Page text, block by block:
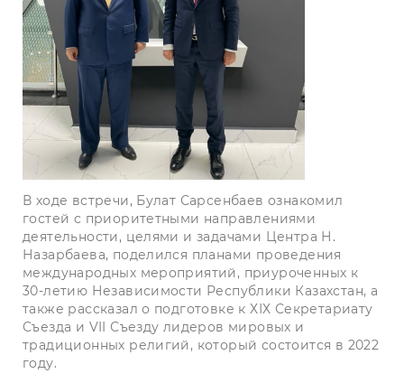
В ходе встречи, Булат Сарсенбаев ознакомил
гостей с приоритетными направлениями
деятельности, целями и задачами Центра Н.
Назарбаева, поделился планами проведения
международных мероприятий, приуроченных к
30-летию Независимости Республики Казахстан, а
также рассказал о подготовке к ХІХ Секретариату
Съезда и VII Съезду лидеров мировых и
традиционных религий, который состоится в 2022
году.